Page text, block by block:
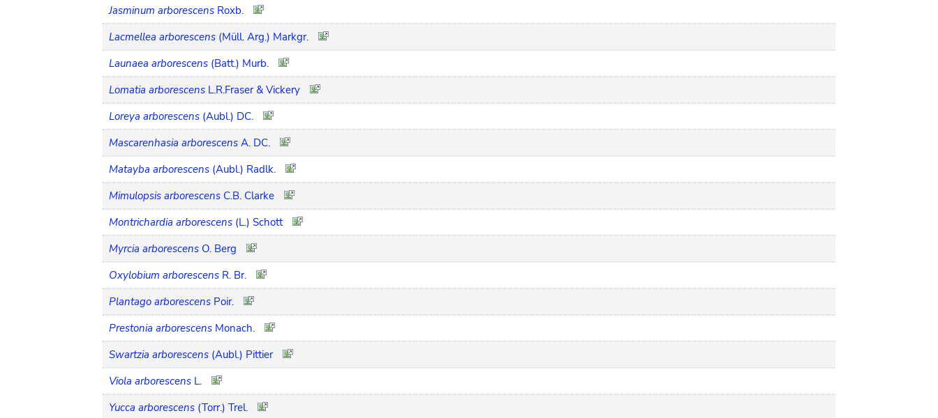
Jasminum arborescens Roxb.
Lacmellea arborescens (Müll. Arg.) Markgr.
Launaea arborescens (Batt.) Murb.
Lomatia arborescens L.R.Fraser & Vickery
Loreya arborescens (Aubl.) DC.
Mascarenhasia arborescens A. DC.
Matayba arborescens (Aubl.) Radlk.
Mimulopsis arborescens C.B. Clarke
Montrichardia arborescens (L.) Schott
Myrcia arborescens O. Berg
Oxylobium arborescens R. Br.
Plantago arborescens Poir.
Prestonia arborescens Monach.
Swartzia arborescens (Aubl.) Pittier
Viola arborescens L.
Yucca arborescens (Torr.) Trel.